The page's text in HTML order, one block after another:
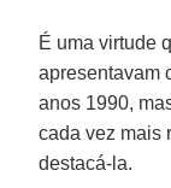
É uma virtude
apresentavam
anos 1990,
cada vez mais
destacá-la.